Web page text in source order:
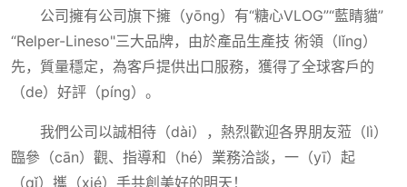
公司擁有公司旗下擁（yōng）有“糖心VLOG”“藍睛貓”
“Relper-Lineso"三大品牌，由於產品生產技 術領（lǐng）
先，質量穩定，為客戶提供出口服務，獲得了全球客戶的
（de）好評（píng）。
我們公司以誠相待（dài），熱烈歡迎各界朋友蒞（lì）
臨參（cān）觀、指導和（hé）業務洽談，一（yī）起
（qǐ）攜（xié）手共創美好的明天！